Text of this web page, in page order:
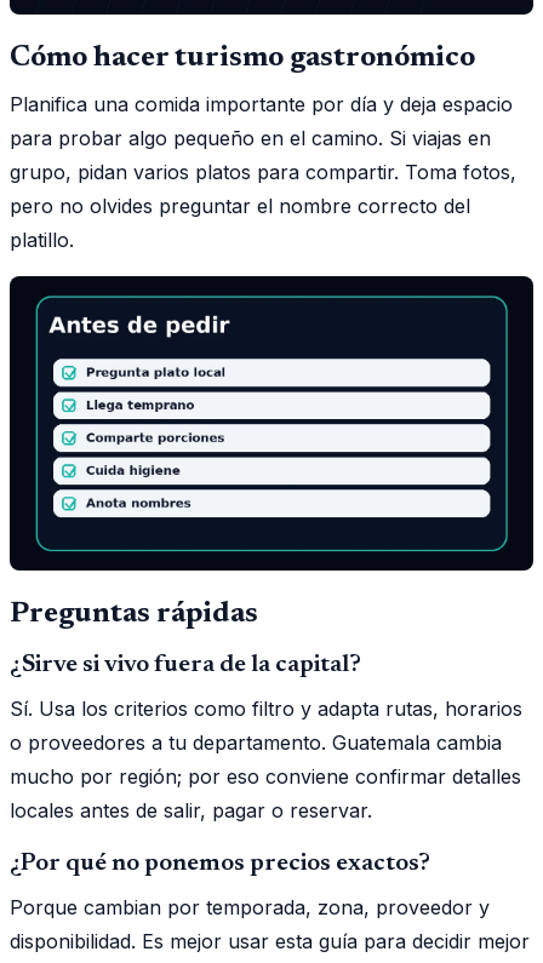
Cómo hacer turismo gastronómico
Planifica una comida importante por día y deja espacio
para probar algo pequeño en el camino. Si viajas en
grupo, pidan varios platos para compartir. Toma fotos,
pero no olvides preguntar el nombre correcto del
platillo.
Preguntas rápidas
¿Sirve si vivo fuera de la capital?
Sí. Usa los criterios como filtro y adapta rutas, horarios
o proveedores a tu departamento. Guatemala cambia
mucho por región; por eso conviene confirmar detalles
locales antes de salir, pagar o reservar.
¿Por qué no ponemos precios exactos?
Porque cambian por temporada, zona, proveedor y
disponibilidad. Es mejor usar esta guía para decidir mejor